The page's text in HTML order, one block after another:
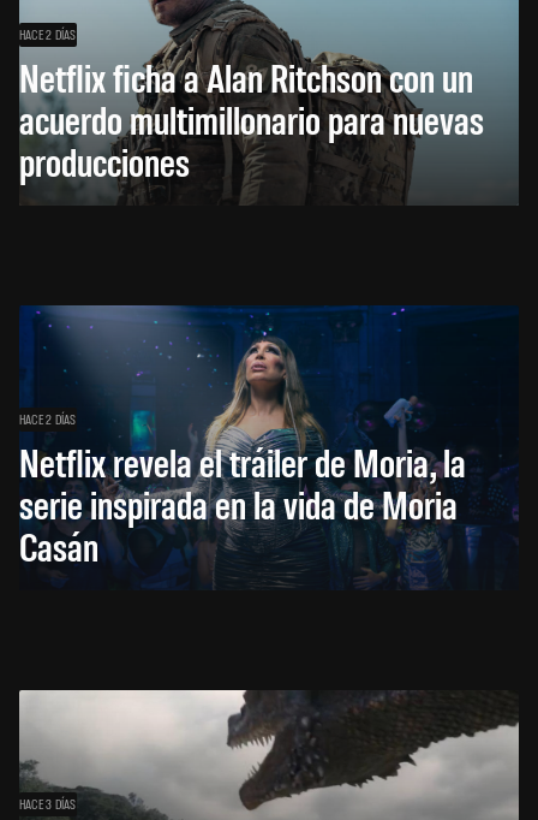
HACE 2 DÍAS
Netflix ficha a Alan Ritchson con un
acuerdo multimillonario para nuevas
producciones
HACE 2 DÍAS
Netflix revela el tráiler de Moria, la
serie inspirada en la vida de Moria
Casán
HACE 3 DÍAS